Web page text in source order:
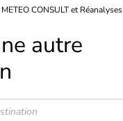
CONSULT et
autre